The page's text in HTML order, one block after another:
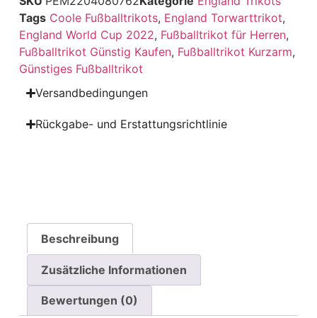
Tags Coole Fußballtrikots, England Torwarttrikot,
England World Cup 2022, Fußballtrikot für Herren,
Fußballtrikot Günstig Kaufen, Fußballtrikot Kurzarm,
Günstiges Fußballtrikot
Versandbedingungen
Rückgabe- und Erstattungsrichtlinie
Beschreibung
Zusätzliche Informationen
Bewertungen (0)